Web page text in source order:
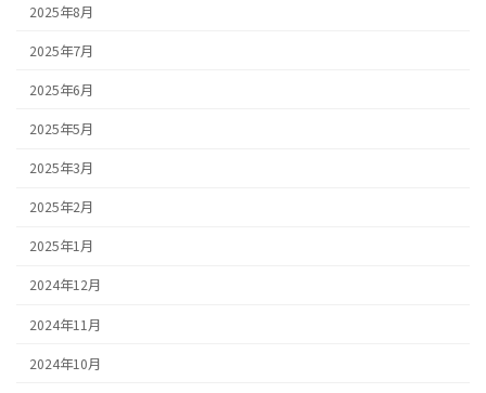
2025年8月
2025年7月
2025年6月
2025年5月
2025年3月
2025年2月
2025年1月
2024年12月
2024年11月
2024年10月